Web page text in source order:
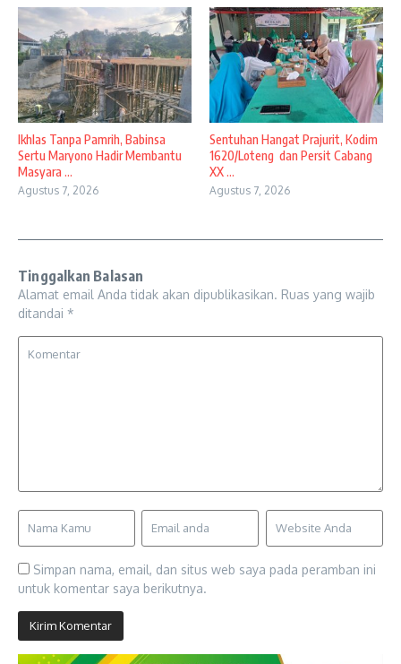
Ikhlas Tanpa Pamrih, Babinsa
Sertu Maryono Hadir Membantu
Masyara ...
Agustus 7, 2026
Sentuhan Hangat Prajurit, Kodim
1620/Loteng dan Persit Cabang
XX ...
Agustus 7, 2026
Tinggalkan Balasan
Alamat email Anda tidak akan dipublikasikan. Ruas yang wajib
ditandai *
Simpan nama, email, dan situs web saya pada peramban ini
untuk komentar saya berikutnya.